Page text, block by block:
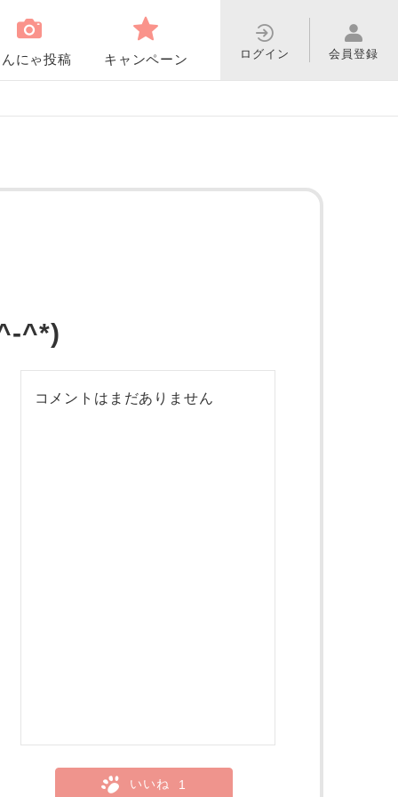
ログイン 会員登録
にゃ投稿 キャンペーン
^*)
コメントはまだありません
いいね 1